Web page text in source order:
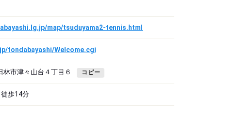
map/tsuduyama2-tennis.html
tondabayashi/Welcome.cgi
市津々山台４丁目６ コピー
歩14分